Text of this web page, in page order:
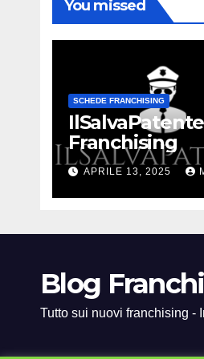
You missed
SCHEDE FRANCHISING
IlSalvaPatente
Franchising
APRILE 13, 2025
Blog
Tutto sui nuovi franchising -